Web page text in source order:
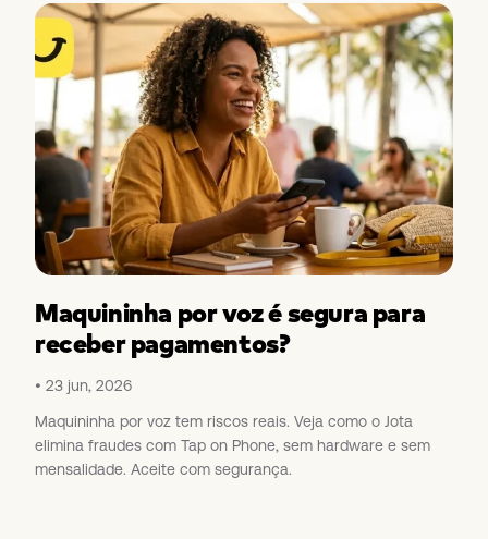
Maquininha por voz é segura para
receber pagamentos?
23 jun, 2026
Maquininha por voz tem riscos reais. Veja como o Jota
elimina fraudes com Tap on Phone, sem hardware e sem
mensalidade. Aceite com segurança.